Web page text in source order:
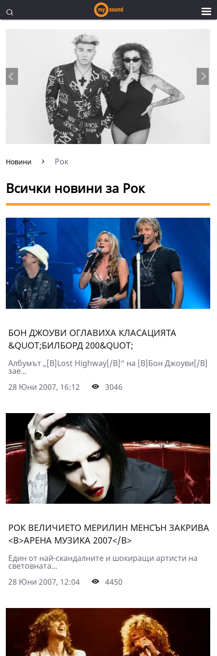
Новини Рок
Всички новини за Рок
БОН ДЖОУВИ ОГЛАВИХА КЛАСАЦИЯТА
&QUOT;БИЛБОРД 200&QUOT;
Албумът „[B]Lost Highway[/B]“ на [B]Бон Джоуви[/B]
зае...
28 Юни 2007, 16:12
3046
РОК ВЕЛИЧИЕТО МЕРИЛИН МЕНСЪН ЗАКРИВА
<B>АРЕНА МУЗИКА 2007</B>
Един от най-скандалните и шокиращи артисти на
световната...
28 Юни 2007, 12:04
4450